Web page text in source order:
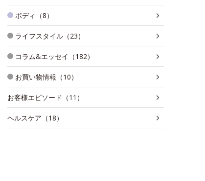
ボディ（8）
ライフスタイル（23）
コラム&エッセイ（182）
お買い物情報（10）
お客様エピソード（11）
ヘルスケア（18）